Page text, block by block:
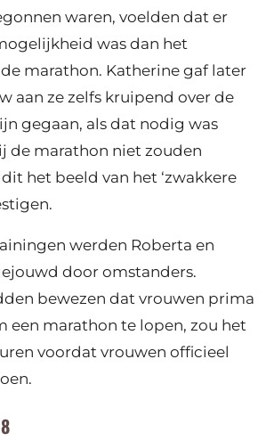
waren, voelden dat er
was dan het
marathon. Katherine gaf later
aan ze zelfs kruipend over de
gegaan, als dat nodig was
de marathon niet zouden
het beeld van het ‘zwakkere
werden Roberta en
door omstanders.
bewezen dat vrouwen prima
een marathon te lopen, zou het
voordat vrouwen officieel